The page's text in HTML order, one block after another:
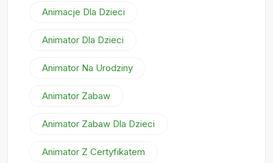
Animacje Dla Dzieci
Animator Dla Dzieci
Animator Na Urodziny
Animator Zabaw
Animator Zabaw Dla Dzieci
Animator Z Certyfikatem